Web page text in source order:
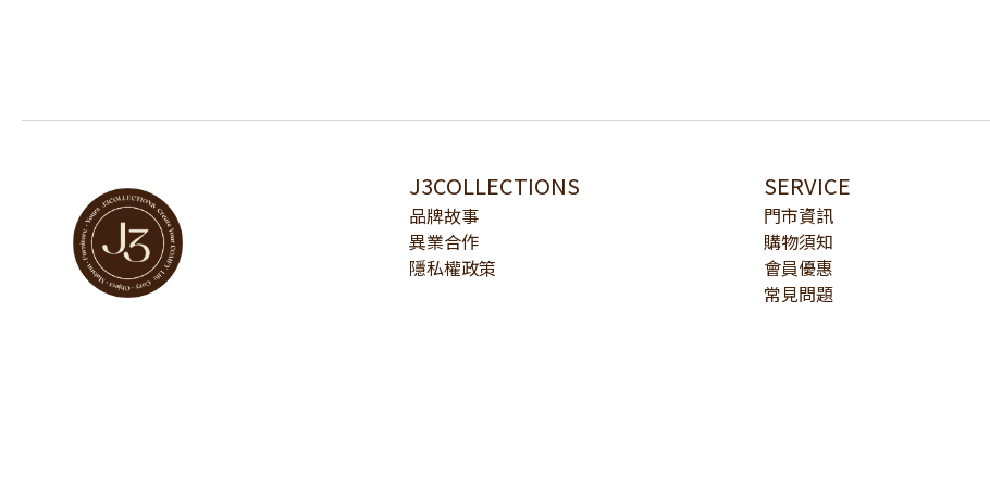
J3COLLECTIONS
品牌故事
異業合作
隱私權政策
SERVICE
門市資訊
購物須知
會員優惠
常見問題